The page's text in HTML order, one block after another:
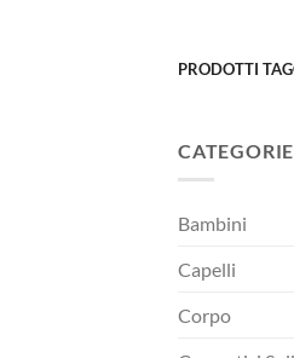
PRODOTTI
Bambini
Capelli
Corpo